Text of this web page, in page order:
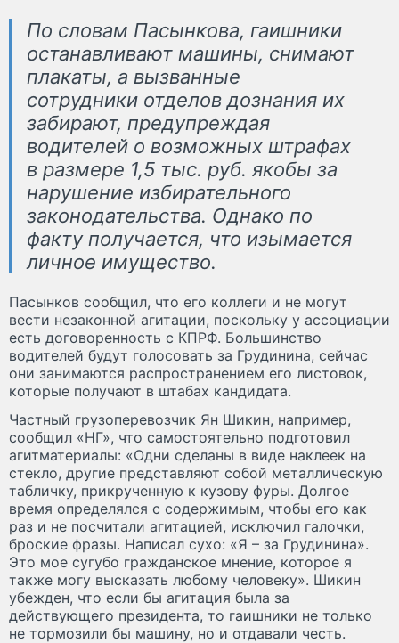
По словам Пасынкова, гаишники
останавливают машины, снимают
плакаты, а вызванные
сотрудники отделов дознания их
забирают, предупреждая
водителей о возможных штрафах
в размере 1,5 тыс. руб. якобы за
нарушение избирательного
законодательства. Однако по
факту получается, что изымается
личное имущество.
Пасынков сообщил, что его коллеги и не могут
вести незаконной агитации, поскольку у ассоциации
есть договоренность с КПРФ. Большинство
водителей будут голосовать за Грудинина, сейчас
они занимаются распространением его листовок,
которые получают в штабах кандидата.
Частный грузоперевозчик Ян Шикин, например,
сообщил «НГ», что самостоятельно подготовил
агитматериалы: «Одни сделаны в виде наклеек на
стекло, другие представляют собой металлическую
табличку, прикрученную к кузову фуры. Долгое
время определялся с содержимым, чтобы его как
раз и не посчитали агитацией, исключил галочки,
броские фразы. Написал сухо: «Я – за Грудинина».
Это мое сугубо гражданское мнение, которое я
также могу высказать любому человеку». Шикин
убежден, что если бы агитация была за
действующего президента, то гаишники не только
не тормозили бы машину, но и отдавали честь.